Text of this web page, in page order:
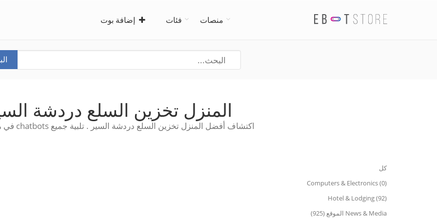
منصات فئات إضافة بوت
المنزل تخزين السلع دردشة
اكتشاف أفضل المنزل تخزين السلع دردشة السير . تلبية جميع chatbots في مكان واحد!
كل
Computers & Electronics (0)
Hotel & Lodging (92)
News & Media الموقع (925)